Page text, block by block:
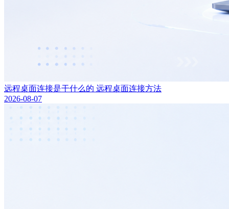
远程桌面连接是干什么的 远程桌面连接方法
2026-08-07